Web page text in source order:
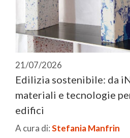
21/07/2026
Edilizia sostenibile: da
materiali e tecnologie
edifici
A cura di:Stefania Manfrin